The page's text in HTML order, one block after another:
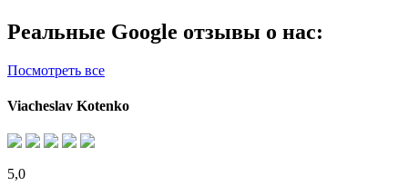
Реальные Google отзывы о нас:
Посмотреть все
Viacheslav Kotenko
5,0